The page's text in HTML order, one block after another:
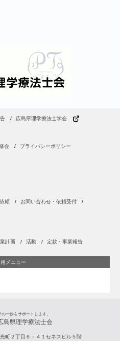
広島県理学療法士学会
会 プライバシーポリシー
頼 お問い合わせ・依頼受付
計画 活動 定款・事業報告
メニュー
一歩をサポートします。
島県理学療法士会
町２丁目６－４１セネスビル５階